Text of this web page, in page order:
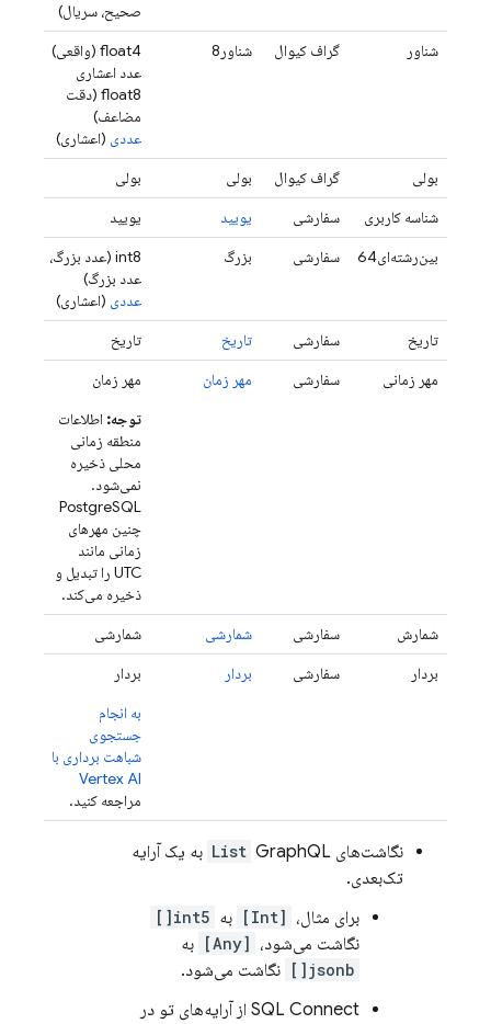
صحیح، سریال)
شناور
گراف کیوال شناور8
float4 (واقعی)
عدد اعشاری
float8 (دقت
مضاعف)
عددی (اعشاری)
بولی
گراف کیوال بولی
بولی
شناسه کاربری
سفارشی یویید
یویید
بین‌رشته‌ای64
سفارشی بزرگ
int8 (عدد بزرگ،
عدد بزرگ)
عددی (اعشاری)
تاریخ
سفارشی تاریخ
تاریخ
مهر زمانی
سفارشی مهر زمان
مهر زمان
توجه: اطلاعات
منطقه زمانی
محلی ذخیره
نمی‌شود.
PostgreSQL
چنین مهرهای
زمانی مانند
UTC را تبدیل و
ذخیره می‌کند.
شمارش
سفارشی شمارشی
شمارشی
بردار
سفارشی بردار
بردار
به انجام
جستجوی
شباهت برداری با
Vertex AI
مراجعه کنید.
نگاشت‌های List GraphQL به یک آرایه
تک‌بعدی.
برای مثال، [Int] به int5[]
نگاشت می‌شود، [Any] به
jsonb[]
نگاشت می‌شود.
SQL Connect از آرایه‌های تو در